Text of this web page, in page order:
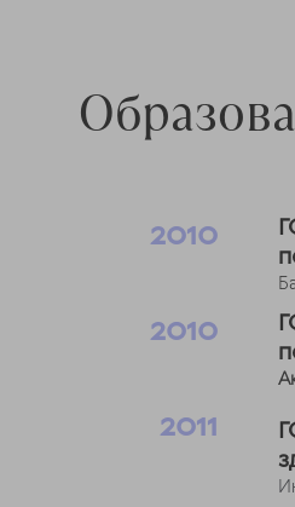
2010
2010
2011